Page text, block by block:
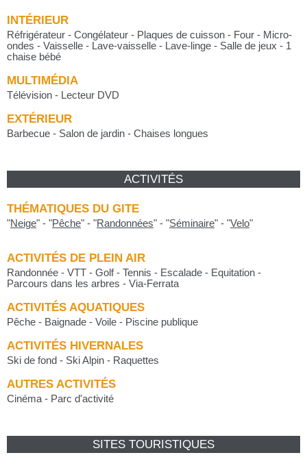
INTÉRIEUR
Réfrigérateur - Congélateur - Plaques de cuisson - Four - Micro-
ondes - Vaisselle - Lave-vaisselle - Lave-linge - Salle de jeux - 1
chaise bébé
MULTIMÉDIA
Télévision - Lecteur DVD
EXTÉRIEUR
Barbecue - Salon de jardin - Chaises longues
ACTIVITÉS
THÉMATIQUES DU GITE
"Neige" - "Pêche" - "Randonnées" - "Séminaire" - "Velo"
ACTIVITÉS DE PLEIN AIR
Randonnée - VTT - Golf - Tennis - Escalade - Equitation -
Parcours dans les arbres - Via-Ferrata
ACTIVITÉS AQUATIQUES
Pêche - Baignade - Voile - Piscine publique
ACTIVITÉS HIVERNALES
Ski de fond - Ski Alpin - Raquettes
AUTRES ACTIVITÉS
Cinéma - Parc d'activité
SITES TOURISTIQUES